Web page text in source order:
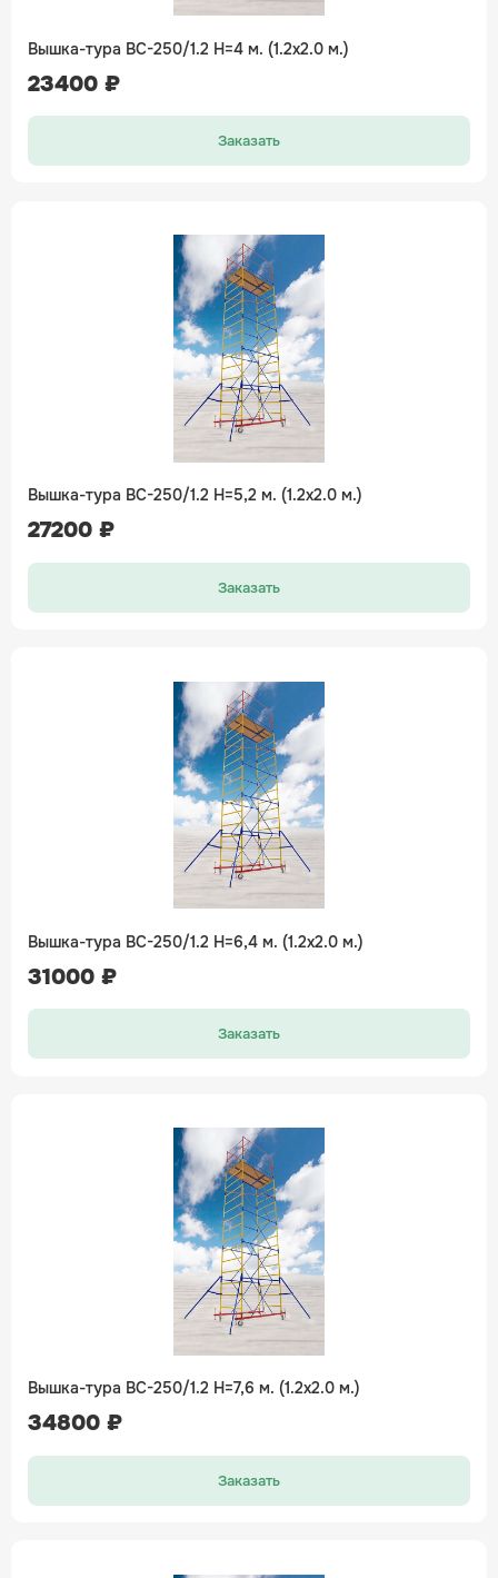
Вышка-тура ВС-250/1.2 H=4 м. (1.2х2.0 м.)
23400 ₽
Заказать
Вышка-тура ВС-250/1.2 H=5,2 м. (1.2х2.0 м.)
27200 ₽
Заказать
Вышка-тура ВС-250/1.2 H=6,4 м. (1.2х2.0 м.)
31000 ₽
Заказать
Вышка-тура ВС-250/1.2 H=7,6 м. (1.2х2.0 м.)
34800 ₽
Заказать